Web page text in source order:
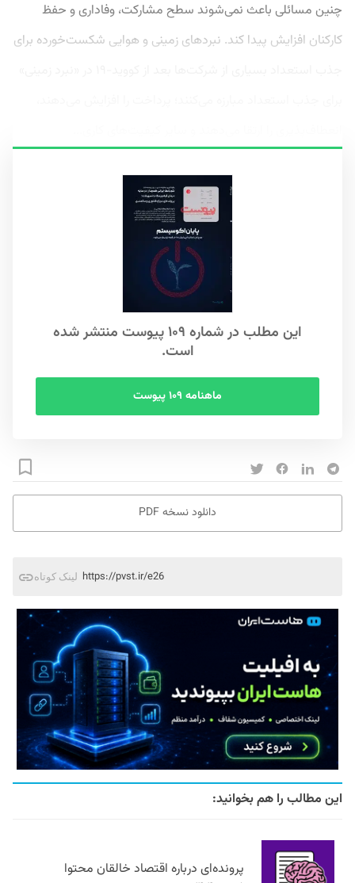
چنین مسائلی باعث نمی‌شوند سطح مشارکت، وفاداری و حفظ
کارکنان افزایش پیدا کند. نبردهای زمینی و هوایی شکست‌خورده برای
این مطلب در شماره ۱۰۹ پیوست منتشر شده
است.
ماهنامه ۱۰۹ پیوست
دانلود نسخه PDF
لینک کوتاه https://pvst.ir/e26
این مطالب را هم بخوانید:
پرونده‌ای درباره اقتصاد خالقان محتوا